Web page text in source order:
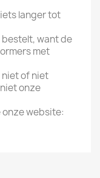
langer tot
want de
met
of niet
onze
website: